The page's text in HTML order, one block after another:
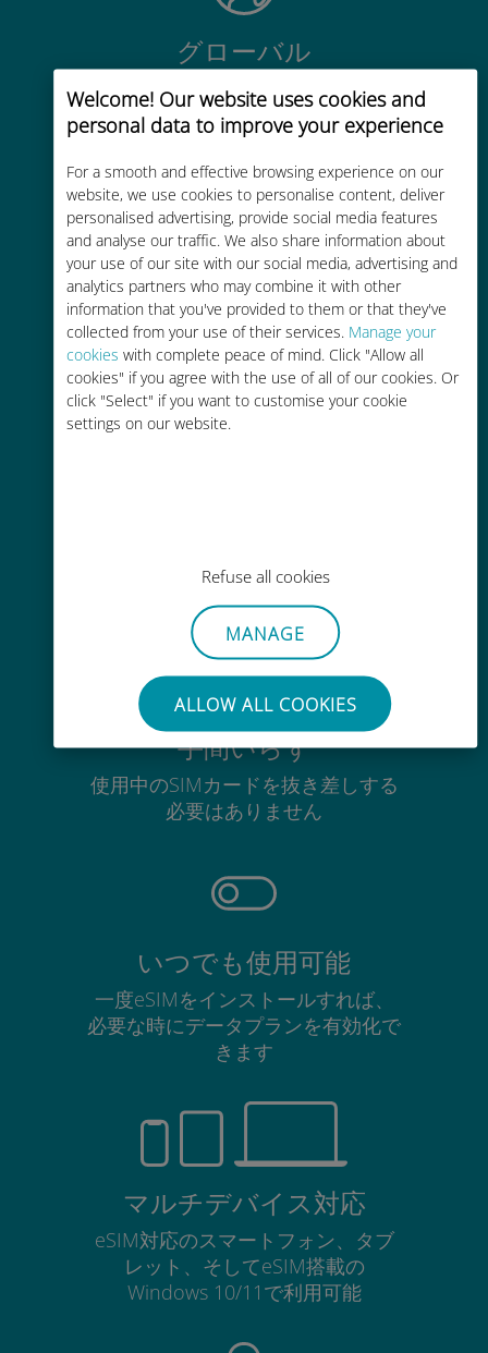
Welcome! Our website uses cookies and
personal data to improve your experience
For a smooth and effective browsing experience on our
website, we use cookies to personalise content, deliver
personalised advertising, provide social media features
and analyse our traffic. We also share information about
your use of our site with our social media, advertising and
analytics partners who may combine it with other
information that you've provided to them or that they've
collected from your use of their services. Manage your
cookies with complete peace of mind. Click "Allow all
cookies" if you agree with the use of all of our cookies. Or
click "Select" if you want to customise your cookie
settings on our website.
Refuse all cookies
MANAGE
ALLOW ALL COOKIES
グローバル
200以上の国と地域で使える、国際
的な高品位のセルラー通信です
コストパフォーマンス
お客様が普段お使いのキャリアでロ
ーミングサービスを使った場合に比
べて最大で90％の節約が可能です。
Ubigiアプリでデータの追加購入が
手間いらず
使用中のSIMカードを抜き差しする
必要はありません
いつでも使用可能
一度eSIMをインストールすれば、
必要な時にデータプランを有効化で
きます
マルチデバイス対応
eSIM対応のスマートフォン、タブ
レット、そしてeSIM搭載の
Windows 10/11で利用可能